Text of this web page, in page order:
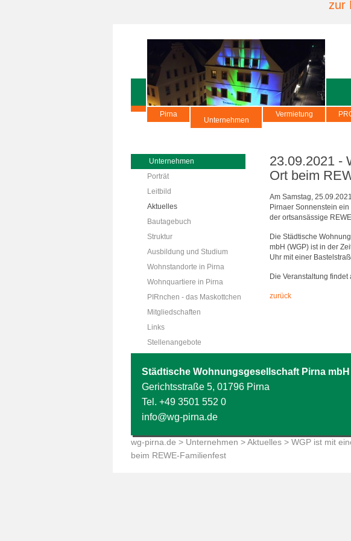
zur
Pirna
Unternehmen
Vermietung
Unternehmen
Porträt
Leitbild
Aktuelles
Bautagebuch
Struktur
Ausbildung und Studium
Wohnstandorte in Pirna
Wohnquartiere in Pirna
PIRnchen - das Maskottchen
Mitgliedschaften
Links
Stellenangebote
23.09.2021 -
Ort beim
Am Samstag,
Pirnaer Sonnenstein
der ortsansässige
Die Städtische
mbH (WGP) ist in der
Uhr mit einer
Die Veranstaltung
zurück
Städtische Wohnungsgesellschaft Pirna mbH
Gerichtsstraße 5, 01796 Pirna
Tel. +49 3501 552 0
info@wg-pirna.de
wg-pirna.de > Unternehmen >Aktuelles > WGP ist mit
beim REWE-Familienfest